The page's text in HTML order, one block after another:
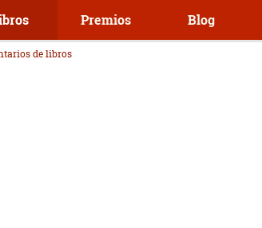
Premios Blog
de libros